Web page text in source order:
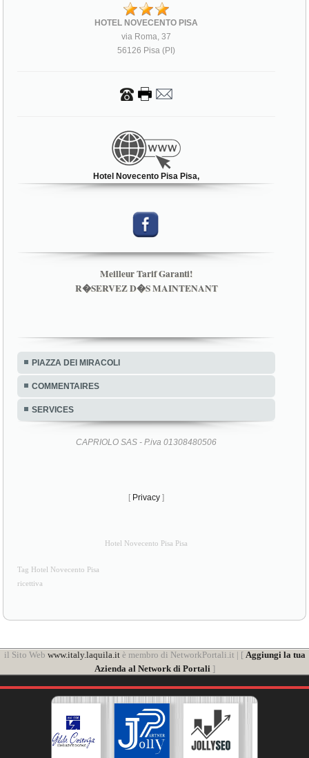
HOTEL NOVECENTO PISA
via Roma, 37
56126 Pisa (PI)
Hotel Novecento Pisa Pisa,
Meilleur Tarif Garanti!
R�SERVEZ D�S MAINTENANT
PIAZZA DEI MIRACOLI
COMMENTAIRES
SERVICES
CAPRIOLO SAS - P.iva 01308480506
[ Privacy ]
Hotel Novecento Pisa Pisa
Tag Hotel Novecento Pisa
ricettiva
il Sito Web www.italy.laquila.itè membro di NetworkPortali.it | [ Aggiungi la tua
Azienda al Network di Portali ]